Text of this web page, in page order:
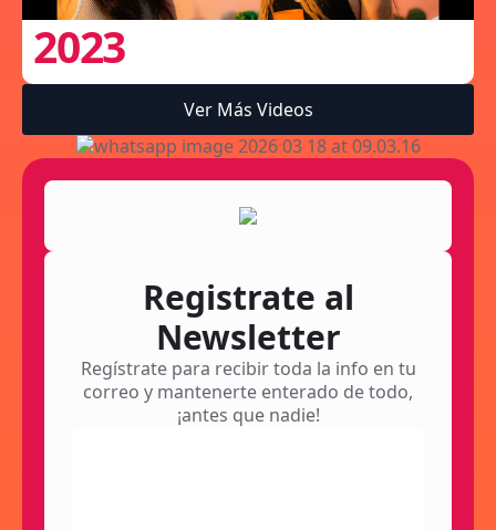
2023
Ver Más Videos
Registrate al
Newsletter
Regístrate para recibir toda la info en tu
correo y mantenerte enterado de todo,
¡antes que nadie!